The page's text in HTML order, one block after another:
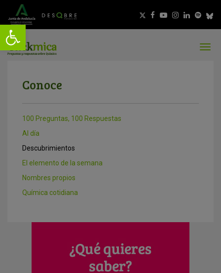
Conoce
100 Preguntas, 100 Respuestas
Al día
Descubrimientos
El elemento de la semana
Nombres propios
Química cotidiana